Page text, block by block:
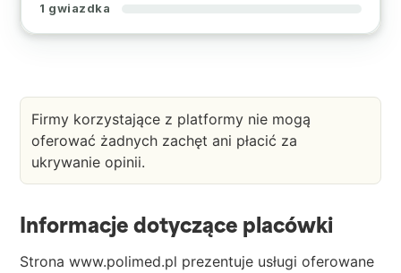
1 gwiazdka
Firmy korzystające z platformy nie mogą
oferować żadnych zachęt ani płacić za
ukrywanie opinii.
Informacje dotyczące placówki
Strona www.polimed.pl prezentuje usługi oferowane